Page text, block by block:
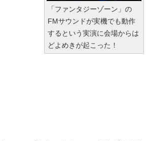
「ファンタジーゾーン」の
FMサウンドが実機でも動作
するという実演に会場からは
どよめきが起こった！